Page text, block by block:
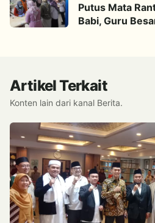
Putus Mata
Babi, Guru
Artikel Terkait
Konten lain dari kanal Berita.